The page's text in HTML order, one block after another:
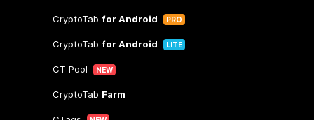
CryptoTab for Android PRO
CryptoTab for Android LITE
CT Pool NEW
CryptoTab Farm